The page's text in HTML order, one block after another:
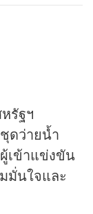
รัฐฯ
ดว่ายน้ำ
เข้าแข่งขัน
มั่นใจและ